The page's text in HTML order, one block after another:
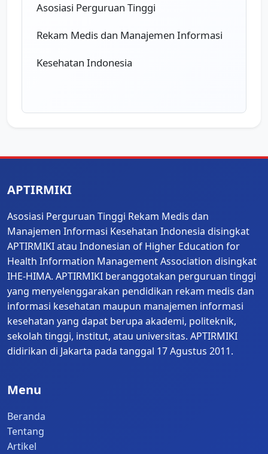
Asosiasi Perguruan Tinggi
Rekam Medis dan Manajemen Informasi
Kesehatan Indonesia
APTIRMIKI bekerja Wujudkan
Beri kami Nur dalam menjalankan tugas
mulia
Ku Ikhlaskan Pengabdian
Demi insan yang berbudi luhur
Engkau laksana sang surya membuka
Engkau bak lentera dalam kegelapan
Kami datang dari suku beragam
APTIRMIKI
Asosiasi Perguruan Tinggi Rekam Medis dan
Manajemen Informasi Kesehatan Indonesia disingkat
APTIRMIKI atau Indonesian of Higher Education for
Health Information Management Association disingkat
IHE-HIMA. APTIRMIKI beranggotakan perguruan tinggi
yang menyelenggarakan pendidikan rekam medis dan
informasi kesehatan maupun manajemen informasi
kesehatan yang dapat berupa akademi, politeknik,
sekolah tinggi, institut, atau universitas. APTIRMIKI
didirikan di Jakarta pada tanggal 17 Agustus 2011.
Menu
Beranda
Tentang
Artikel